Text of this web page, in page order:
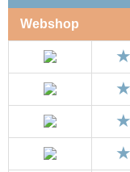
Webshop